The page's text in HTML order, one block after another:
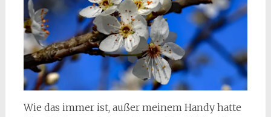
Wie das immer ist, außer meinem Handy hatte